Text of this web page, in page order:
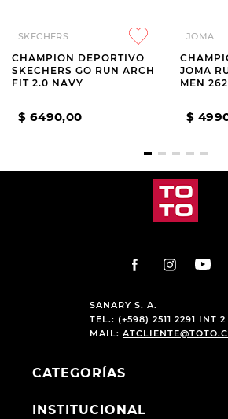
SKECHERS
CHAMPION DEPORTIVO
SKECHERS GO RUN ARCH
FIT 2.0 NAVY
$ 6490,00
JOMA
JOMA
MEN
$
SANARY S. A.
TEL.: (+598) 2511 2291 INT 2
MAIL:
CATEGORÍAS
INSTITUCIONAL